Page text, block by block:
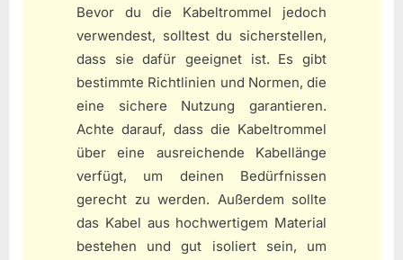
Bevor du die Kabeltrommel jedoch
verwendest, solltest du sicherstellen,
dass sie dafür geeignet ist. Es gibt
bestimmte Richtlinien und Normen, die
eine sichere Nutzung garantieren.
Achte darauf, dass die Kabeltrommel
über eine ausreichende Kabellänge
verfügt, um deinen Bedürfnissen
gerecht zu werden. Außerdem sollte
das Kabel aus hochwertigem Material
bestehen und gut isoliert sein, um